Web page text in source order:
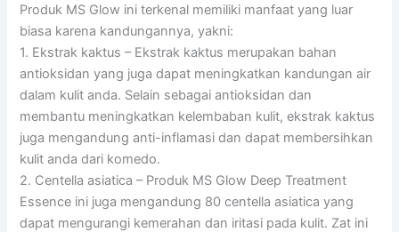
Produk MS Glow ini terkenal memiliki manfaat yang luar
biasa karena kandungannya, yakni:
1. Ekstrak kaktus – Ekstrak kaktus merupakan bahan
antioksidan yang juga dapat meningkatkan kandungan air
dalam kulit anda. Selain sebagai antioksidan dan
membantu meningkatkan kelembaban kulit, ekstrak kaktus
juga mengandung anti-inflamasi dan dapat membersihkan
kulit anda dari komedo.
2. Centella asiatica – Produk MS Glow Deep Treatment
Essence ini juga mengandung 80 centella asiatica yang
dapat mengurangi kemerahan dan iritasi pada kulit. Zat ini